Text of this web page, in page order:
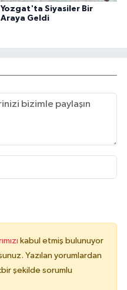
Yozgat'ta Siyasiler Bir
Araya Geldi
kabul etmiş bulunuyor
Yazılan yorumlardan
şekilde sorumlu